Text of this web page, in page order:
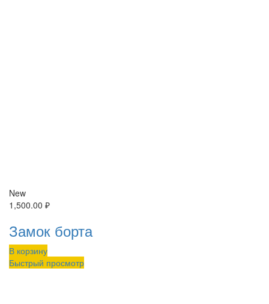
New
1,500.00 ₽
Замок борта
В корзину
Быстрый просмотр